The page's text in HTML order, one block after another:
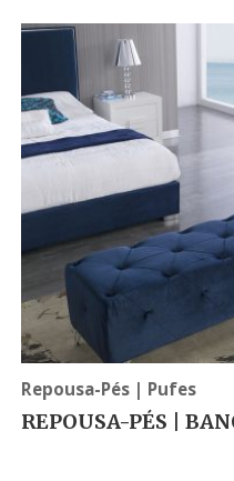
Repousa-Pés | Pufes
REPOUSA-PÉS |